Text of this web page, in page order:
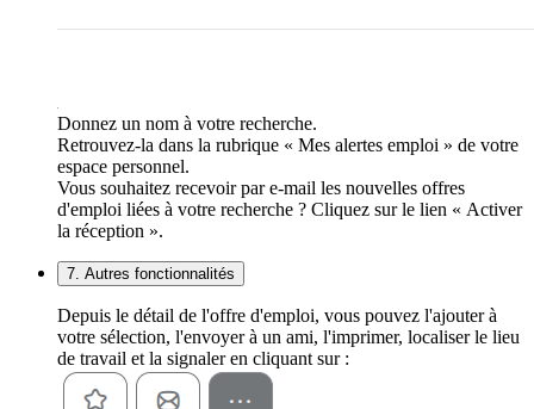
Donnez un nom à votre recherche.
Retrouvez-la dans la rubrique « Mes alertes emploi » de votre
espace personnel.
Vous souhaitez recevoir par e-mail les nouvelles offres
d'emploi liées à votre recherche ? Cliquez sur le lien « Activer
la réception ».
7. Autres fonctionnalités
Depuis le détail de l'offre d'emploi, vous pouvez l'ajouter à
votre sélection, l'envoyer à un ami, l'imprimer, localiser le lieu
de travail et la signaler en cliquant sur :